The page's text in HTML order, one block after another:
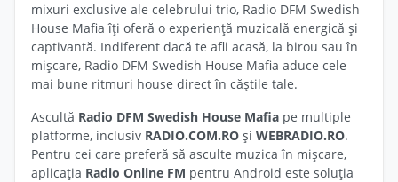
mixuri exclusive ale celebrului trio, Radio DFM Swedish
House Mafia îți oferă o experiență muzicală energică și
captivantă. Indiferent dacă te afli acasă, la birou sau în
mișcare, Radio DFM Swedish House Mafia aduce cele
mai bune ritmuri house direct în căștile tale.
Ascultă Radio DFM Swedish House Mafia pe multiple
platforme, inclusiv RADIO.COM.RO și WEBRADIO.RO.
Pentru cei care preferă să asculte muzica în mișcare,
aplicația Radio Online FM pentru Android este soluția